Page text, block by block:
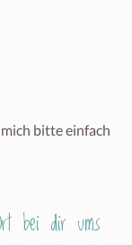
bitte einfach
bei dir ums